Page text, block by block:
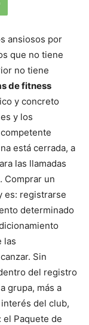
ansiosos por
que no tiene
no tiene
de fitness
y concreto
y los
está cerrada, a
las llamadas
Comprar un
es: registrarse
determinado
las
Sin
del registro
grupa, más a
del club,
Paquete de